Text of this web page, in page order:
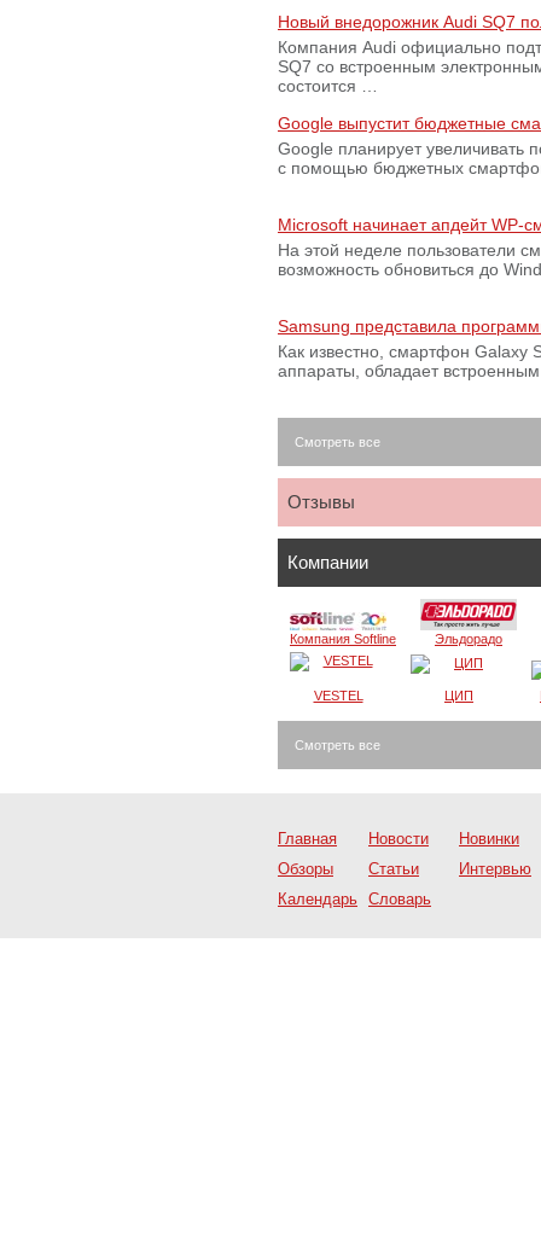
Новый внедорожник Audi SQ7
Компания Audi официально
SQ7 со встроенным
состоится …
Google выпустит бюджетные
Google планирует увеличивать
с помощью бюджетных
Microsoft начинает апдейт WP-
На этой неделе пользователи
возможность обновиться до
Samsung представила
Как известно, смартфон Galaxy
аппараты, обладает
Смотреть все
Отзывы
Компании
Компания Softline Эльдорадо
VESTEL ЦИП
Смотреть все
Главная Новости
Новинки
Обзоры
Статьи
Интервью
Календарь Словарь